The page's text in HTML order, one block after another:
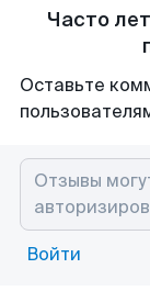
Часто
Оставьте
Войти